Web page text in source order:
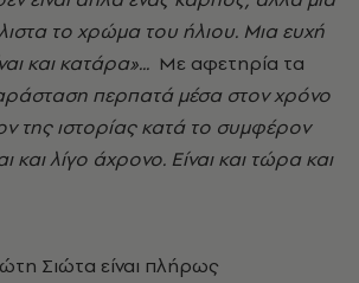
το χρώμα του ήλιου. Μια ευχή
και κατάρα»... Με αφετηρία τα
περπατά μέσα στον χρόνο
της ιστορίας κατά το συμφέρον
και λίγο άχρονο. Είναι και τώρα και
Σιώτα είναι πλήρως